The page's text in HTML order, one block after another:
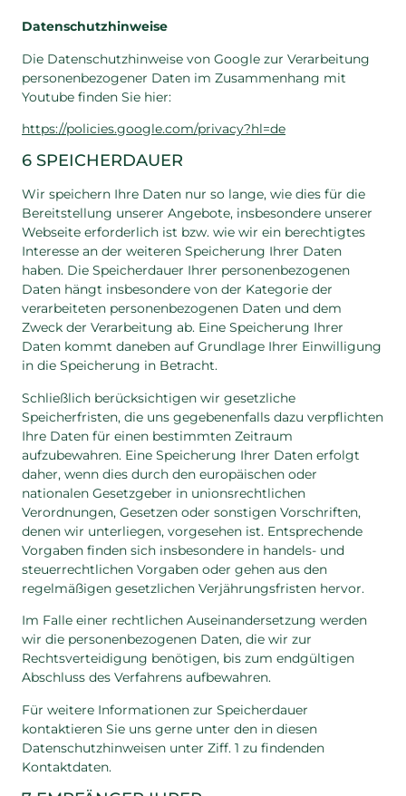
Datenschutzhinweise
Die Datenschutzhinweise von Google zur Verarbeitung
personenbezogener Daten im Zusammenhang mit
Youtube finden Sie hier:
https://policies.google.com/privacy?hl=de
6 SPEICHERDAUER
Wir speichern Ihre Daten nur so lange, wie dies für die
Bereitstellung unserer Angebote, insbesondere unserer
Webseite erforderlich ist bzw. wie wir ein berechtigtes
Interesse an der weiteren Speicherung Ihrer Daten
haben. Die Speicherdauer Ihrer personenbezogenen
Daten hängt insbesondere von der Kategorie der
verarbeiteten personenbezogenen Daten und dem
Zweck der Verarbeitung ab. Eine Speicherung Ihrer
Daten kommt daneben auf Grundlage Ihrer Einwilligung
in die Speicherung in Betracht.
Schließlich berücksichtigen wir gesetzliche
Speicherfristen, die uns gegebenenfalls dazu verpflichten
Ihre Daten für einen bestimmten Zeitraum
aufzubewahren. Eine Speicherung Ihrer Daten erfolgt
daher, wenn dies durch den europäischen oder
nationalen Gesetzgeber in unionsrechtlichen
Verordnungen, Gesetzen oder sonstigen Vorschriften,
denen wir unterliegen, vorgesehen ist. Entsprechende
Vorgaben finden sich insbesondere in handels- und
steuerrechtlichen Vorgaben oder gehen aus den
regelmäßigen gesetzlichen Verjährungsfristen hervor.
Im Falle einer rechtlichen Auseinandersetzung werden
wir die personenbezogenen Daten, die wir zur
Rechtsverteidigung benötigen, bis zum endgültigen
Abschluss des Verfahrens aufbewahren.
Für weitere Informationen zur Speicherdauer
kontaktieren Sie uns gerne unter den in diesen
Datenschutzhinweisen unter Ziff. 1 zu findenden
Kontaktdaten.